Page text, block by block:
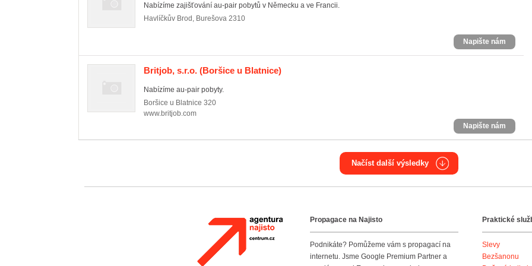
Nabízíme zajišťování au-pair pobytů v Německu a ve Francii.
Havlíčkův Brod , Burešova 2310
Napište nám
Britjob, s.r.o. (Boršice u Blatnice)
Nabízíme au-pair pobyty.
Boršice u Blatnice 320
www.britjob.com
Napište nám
Načíst další výsledky
Agentura NajistoPropagace na Najisto
Podnikáte? Pomůžeme vám s propagací na
internetu. Jsme Google Premium Partner a
Praktické
Slevy
Bezšanonu